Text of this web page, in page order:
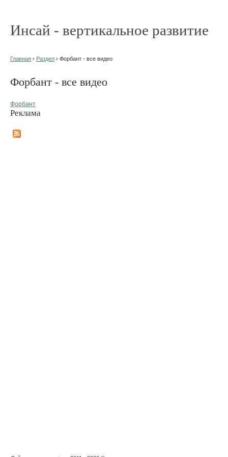
Инсай - вертикальное развитие
Главная › Раздел › Форбант - все видео
Форбант - все видео
Форбант
Реклама